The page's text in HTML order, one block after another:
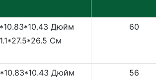
Дюйм
См
60
Дюйм
56